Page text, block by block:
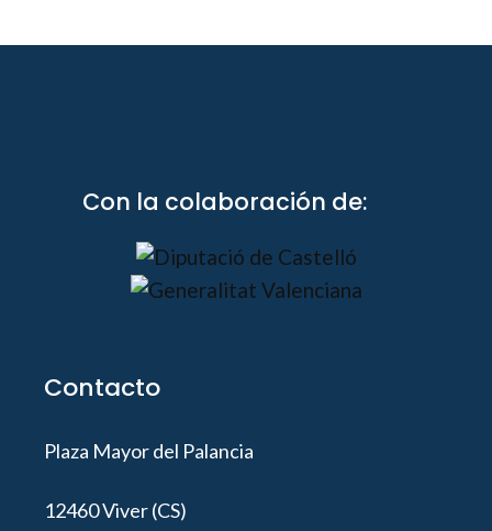
Con la colaboración de:
Contacto
Plaza Mayor del Palancia
12460 Viver (CS)